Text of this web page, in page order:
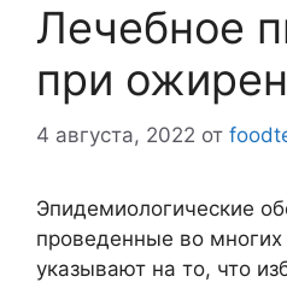
Лечебное
при
4 августа, 2022 от
Эпидемиологические
проведенные во
указывают на то, что